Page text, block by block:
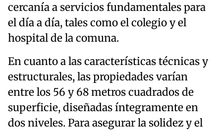
cercanía a servicios fundamentales para
el día a día, tales como el colegio y el
hospital de la comuna.
En cuanto a las características técnicas y
estructurales, las propiedades varían
entre los 56 y 68 metros cuadrados de
superficie, diseñadas íntegramente en
dos niveles. Para asegurar la solidez y el